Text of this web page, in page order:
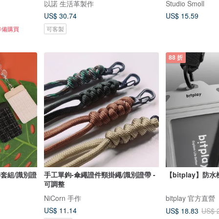
購買
以諾 生活革製作
US$ 30.74
可客製
Studio Smoll
US$ 15.59
組/識別證
手工單鉤-傘繩證件頸掛繩/識別證帶 -
可調整
NiCorn 手作
US$ 11.14
88 折
【bitplay】防水
bitplay 官方直營
US$ 18.83 US$